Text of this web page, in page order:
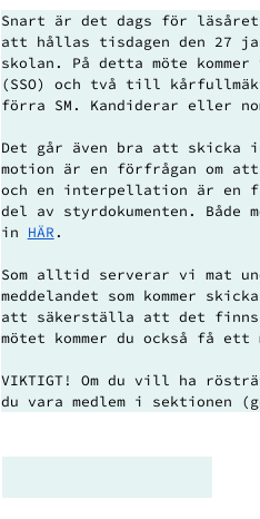
Snart är det dags för
att hållas tisdagen den 27
skolan. På detta möte
(SSO) och två till
förra SM. Kandiderar eller
Det går även bra att skicka
motion är en förfrågan om att
och en interpellation är en
del av styrdokumenten.
in HÄR .
Som alltid serverar vi mat
meddelandet som kommer
att säkerställa att det
mötet kommer du också få ett
VIKTIGT! Om du vill ha
du vara medlem i sektionen